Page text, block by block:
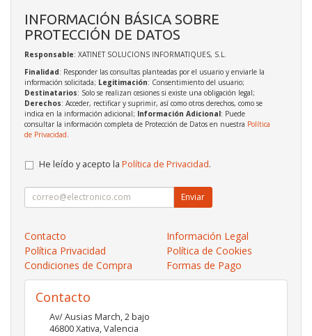
INFORMACIÓN BÁSICA SOBRE
PROTECCIÓN DE DATOS
Responsable: XATINET SOLUCIONS INFORMATIQUES, S.L.
Finalidad: Responder las consultas planteadas por el usuario y enviarle la
información solicitada; Legitimación: Consentimiento del usuario;
Destinatarios: Solo se realizan cesiones si existe una obligación legal;
Derechos: Acceder, rectificar y suprimir, así como otros derechos, como se
indica en la información adicional; Información Adicional: Puede
consultar la información completa de Protección de Datos en nuestra Política
de Privacidad
He leído y acepto la Política de Privacidad.
Enviar
Contacto
Información Legal
Política Privacidad
Política de Cookies
Condiciones de Compra
Formas de Pago
Contacto
Av/ Ausias March, 2 bajo
46800Xativa,Valencia